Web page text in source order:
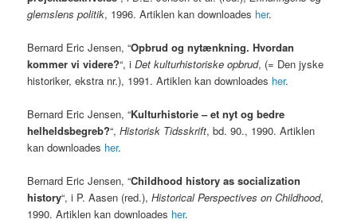
glemslens politik, 1996. Artiklen kan downloades her.
Bernard Eric Jensen, “Opbrud og nytænkning. Hvordan
kommer vi videre?“, iDet kulturhistoriske opbrud, (= Den jyske
historiker, ekstra nr.), 1991. Artiklen kan downloades her.
Bernard Eric Jensen, “Kulturhistorie – et nyt og bedre
helheldsbegreb?“,Historisk Tidsskrift, bd. 90., 1990. Artiklen
kan downloades her.
Bernard Eric Jensen, “Childhood history as socialization
history“, i P. Aasen (red.),Historical Perspectives on Childhood,
1990. Artiklen kan downloades her.